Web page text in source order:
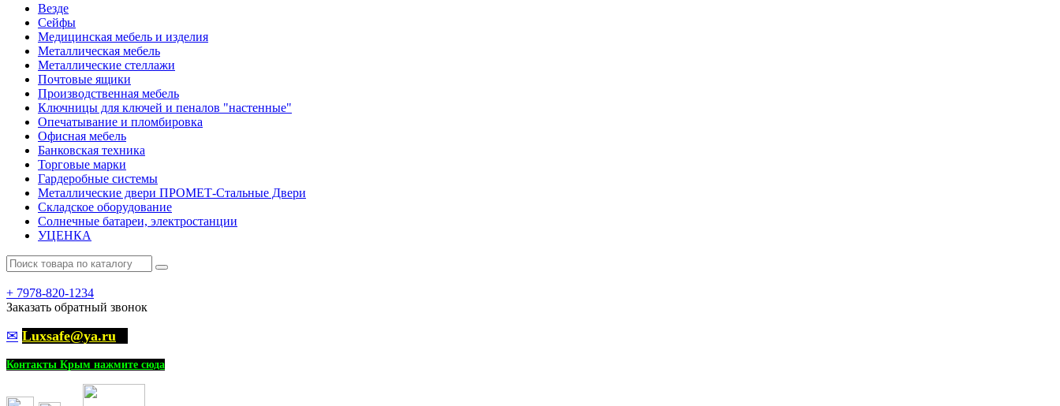
Везде
Сейфы
Медицинская мебель и изделия
Металлическая мебель
Металлические стеллажи
Почтовые ящики
Производственная мебель
Ключницы для ключей и пеналов "настенные"
Опечатывание и пломбировка
Офисная мебель
Банковская техника
Торговые марки
Гардеробные системы
Металлические двери ПРОМЕТ-Стальные Двери
Складское оборудование
Солнечные батареи, электростанции
УЦЕНКА
+ 7978-820-1234
Заказать обратный звонок
✉ Luxsafe@ya.ru
Контакты Крым нажмите сюда